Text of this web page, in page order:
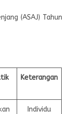
(ASAJ) Tahun
Keterangan
Individu